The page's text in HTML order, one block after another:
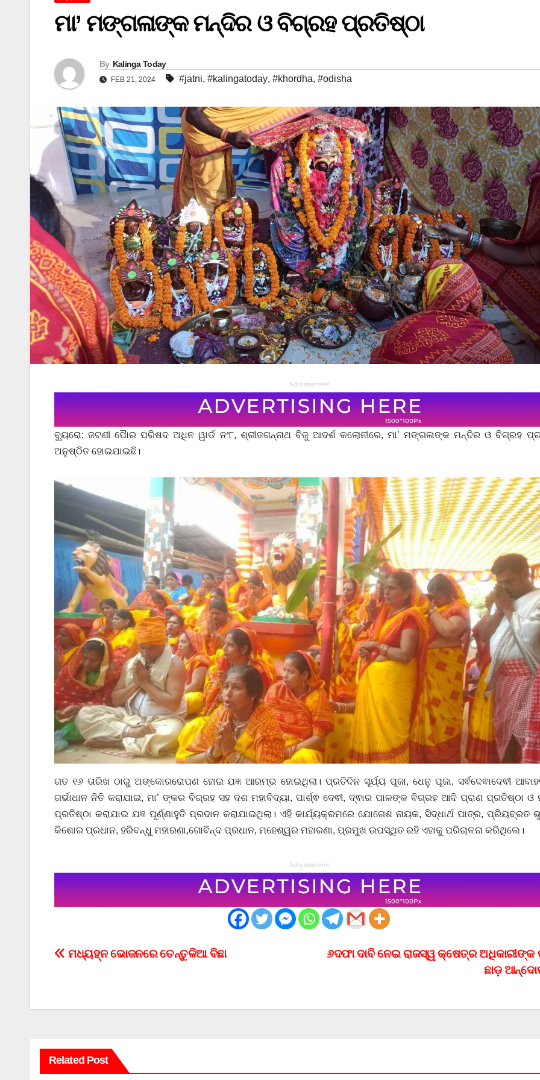
ମା’ ମଙ୍ଗଳାଙ୍କ ମନ୍ଦିର ଓ ବିଗ୍ରହ ପ୍ରତିଷ୍ଠା
By Kalinga Today
FEB 21, 2024 #jatni, #kalingatoday, #khordha, #odisha
Advertisement
ବ୍ୟୁରୋ: ଜଟଣୀ ପୋୖର ପରିଷଦ ଅଧିନ ୱାର୍ଡ ନଂ୮, ଶ୍ରୀଜଗନ୍ନାଥ ବିଜୁ ଆଦର୍ଶ କଲୋନୀରେ, ମା’ ମଙ୍ଗଳାଙ୍କ ମନ୍ଦିର ଓ ବିଗ୍ରହ
ଅନୁଷ୍ଠିତ ହୋଇଯାଇଛି।
ଗତ ୧୬ ତାରିଖ ଠାରୁ ଅଙ୍କୋରରୋପଣ ହୋଇ ଯଜ୍ଞ ଆରମ୍ଭ ହୋଇଥିଲା। ପ୍ରତିଦିନ ସୂର୍ଯ୍ୟ ପୂଜା, ଧେନୁ ପୂଜା, ସର୍ଵଦେଵାଦେଵୀ
ଗର୍ଭାଧାନ ନିତି କରାଯାଇ, ମା’ ଙ୍କର ବିଗ୍ରହ ସହ ଦଶ ମହାବିଦ୍ୟା, ପାର୍ଶ୍ଵ ଦେଵୀ, ଦ୍ଵାର ପାଳଙ୍କ ବିଗ୍ରହ ଆଦି ପ୍ରାଣ ପ୍ରତିଷ୍ଠା ଓ
ପ୍ରତିଷ୍ଠା କରାଯାଇ ଯଜ୍ଞ ପୂର୍ଣ୍ଣାହୁତି ପ୍ରଦାନ କରାଯାଇଥିଲା। ଏହି କାର୍ଯ୍ୟକ୍ରମରେ ଯୋଗେଶ ନାୟକ, ସିଦ୍ଧାର୍ଥ ପାତ୍ର, ପ୍ରିୟବ୍ରତ
କିଶୋର ପ୍ରଧାନ, ହରିବନ୍ଧୁ ମହାରଣା,ଗୋବିନ୍ଦ ପ୍ରଧାନ, ମହେଶ୍ୱର ମହାରଣା, ପ୍ରମୁଖ ଉପସ୍ଥିତ ରହି ଏହାକୁ ପରିଚାଳନା କରିଥିଲେ।
Advertisement
Post
୬ଦଫା ଦାବି ନେଇ ରାଜସ୍ୱ କ୍ଷେତ୍ର
ଛାଡ଼
ମଧ୍ୟହ୍ନ ଭୋଜନରେ ତେନ୍ତୁଳିଆ ବିଛା
Related Post